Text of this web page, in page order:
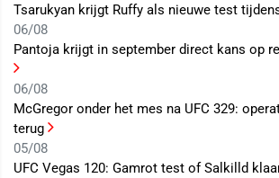
Tsarukyan krijgt Ruffy als nieuwe test
06/08
Pantoja krijgt in september direct kans op
06/08
McGregor onder het mes na UFC 329:
terug
05/08
UFC Vegas 120: Gamrot test of Salkilld